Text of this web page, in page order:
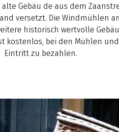
alte Gebäu de aus dem
versetzt. Die Windmühlen
historisch wertvolle
kostenlos, bei den Mühlen
Eintritt zu bezahlen.